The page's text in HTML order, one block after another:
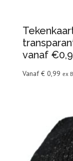
vanaf
Vanaf€ 0,99 ex